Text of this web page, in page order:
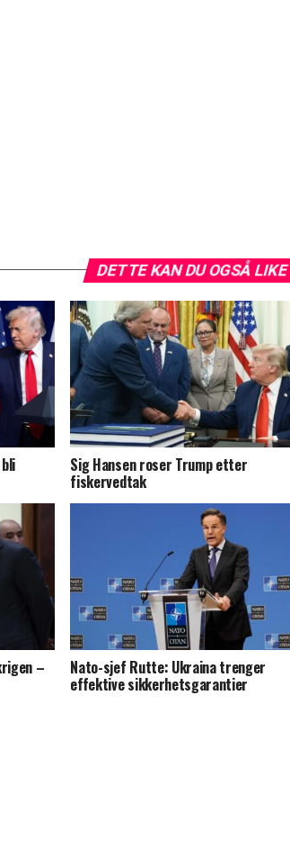
DETTE KAN DU OGSÅ LIKE
Sig Hansen roser Trump etter
fiskervedtak
– Nato-sjef Rutte: Ukraina trenger
effektive sikkerhetsgarantier